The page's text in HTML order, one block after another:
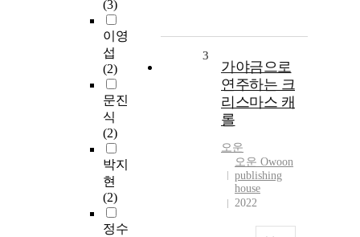
(3)
이영
섭
(2)
문진
식
(2)
박지
현
(2)
정수
3
가야금으로
연주하는 크
리스마스 캐
롤
오운
오운 Owoon
publishing
house
2022